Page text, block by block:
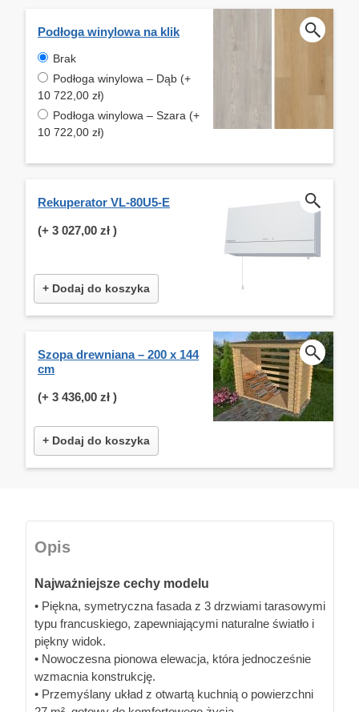
Podłoga winylowa na klik
Brak
Podłoga winylowa – Dąb (+
10 722,00 zł)
Podłoga winylowa – Szara (+
10 722,00 zł)
Rekuperator VL-80U5-E
(+ 3 027,00 zł )
+ Dodaj do koszyka
Szopa drewniana – 200 x 144
cm
(+ 3 436,00 zł )
+ Dodaj do koszyka
Opis
Najważniejsze cechy modelu
• Piękna, symetryczna fasada z 3 drzwiami tarasowymi
typu francuskiego, zapewniającymi naturalne światło i
piękny widok.
• Nowoczesna pionowa elewacja, która jednocześnie
wzmacnia konstrukcję.
• Przemyślany układ z otwartą kuchnią o powierzchni